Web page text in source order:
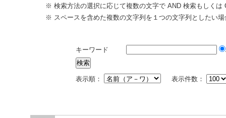
※ 検索方法の選択に応じて複数の文字で AND 検索もしくは
※ スペースを含めた複数の文字列を１つの文字列としたい
キーワード
表示順： 表示件数：